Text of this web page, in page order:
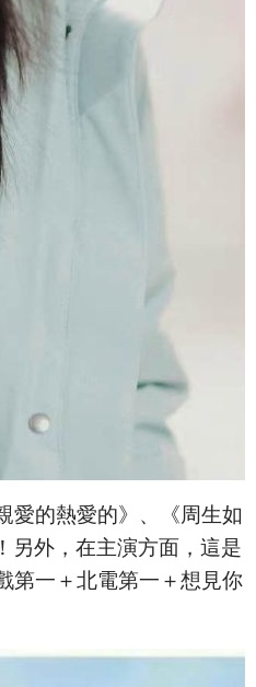
愛的熱愛的》、《周生如
另外，在主演方面，這是
第一＋北電第一＋想見你